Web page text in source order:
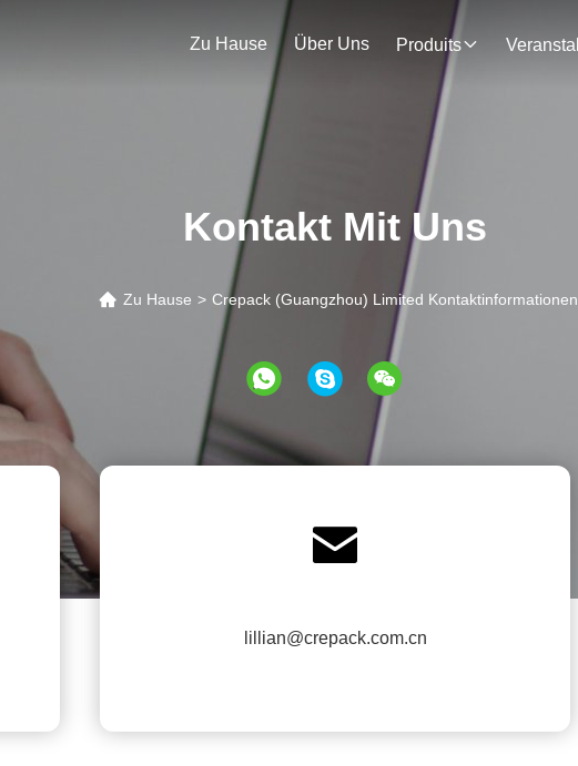
Zu Hause Über Uns Produits
Kontakt Mit Uns
Zu Hause > Crepack (Guangzhou) Limited Kontaktinformationen

lillian@crepack.com.cn